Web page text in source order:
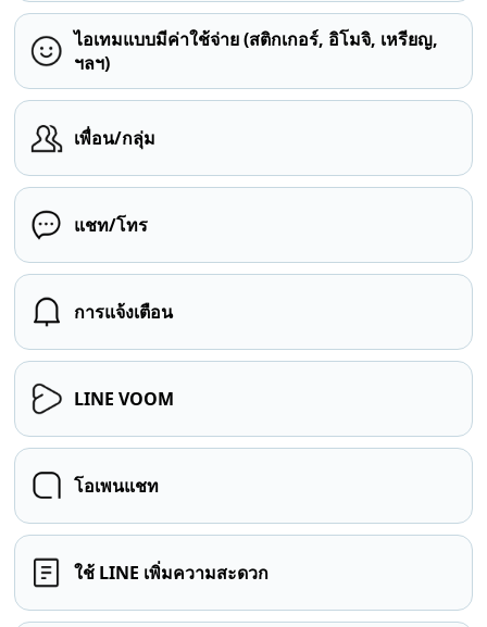
ไอเทมแบบมีค่าใช้จ่าย (สติกเกอร์, อิโมจิ, เหรียญ,
ฯลฯ)
เพื่อน/กลุ่ม
แชท/โทร
การแจ้งเตือน
LINE VOOM
โอเพนแชท
ใช้ LINE เพิ่มความสะดวก